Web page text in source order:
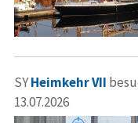
SYHeimkehr VII
13.07.2026